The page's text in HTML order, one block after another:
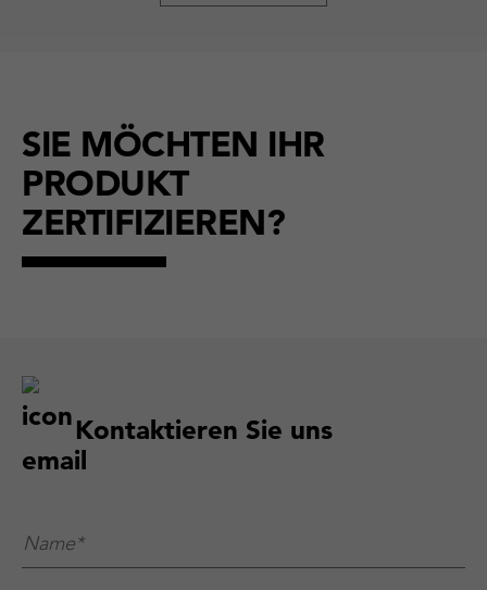
SIE MÖCHTEN IHR
PRODUKT
ZERTIFIZIEREN?
Kontaktieren Sie uns
Name**